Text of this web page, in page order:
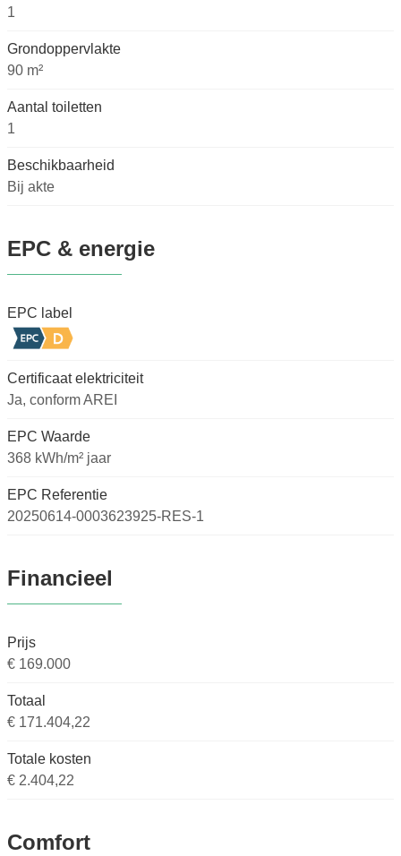
1
Grondoppervlakte
90 m²
Aantal toiletten
1
Beschikbaarheid
Bij akte
EPC & energie
EPC label
Certificaat elektriciteit
Ja, conform AREI
EPC Waarde
368 kWh/m² jaar
EPC Referentie
20250614-0003623925-RES-1
Financieel
Prijs
€ 169.000
Totaal
€ 171.404,22
Totale kosten
€ 2.404,22
Comfort